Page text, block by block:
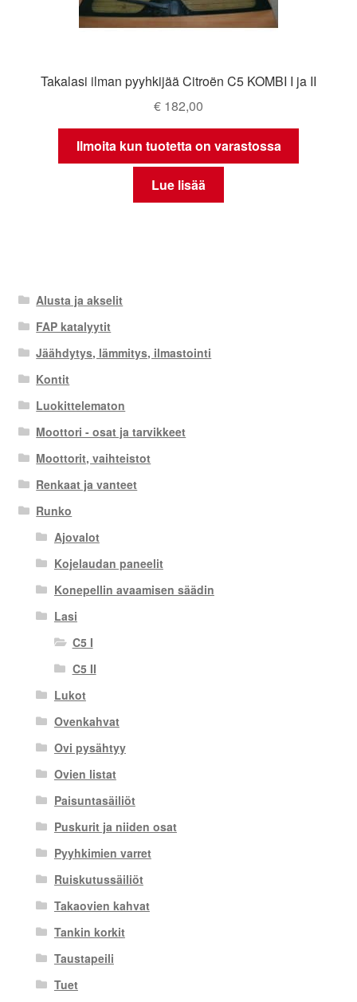
Takalasi ilman pyyhkijää Citroën C5 KOMBI I ja II
€ 182,00
Ilmoita kun tuotetta on varastossa
Lue lisää
Alusta ja akselit
FAP katalyytit
Jäähdytys, lämmitys, ilmastointi
Kontit
Luokittelematon
Moottori - osat ja tarvikkeet
Moottorit, vaihteistot
Renkaat ja vanteet
Runko
Ajovalot
Kojelaudan paneelit
Konepellin avaamisen säädin
Lasi
C5 I
C5 II
Lukot
Ovenkahvat
Ovi pysähtyy
Ovien listat
Paisuntasäiliöt
Puskurit ja niiden osat
Pyyhkimien varret
Ruiskutussäiliöt
Takaovien kahvat
Tankin korkit
Taustapeili
Tuet